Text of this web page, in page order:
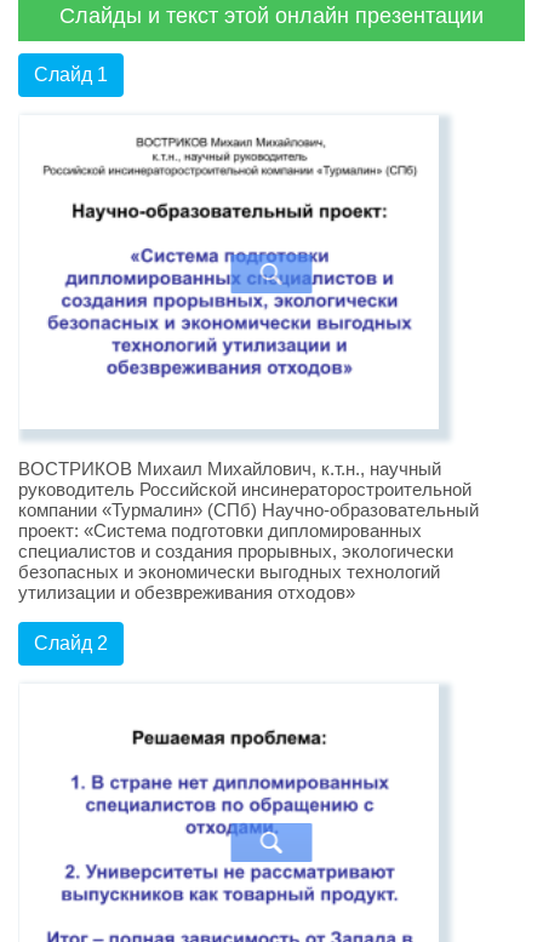
Слайды и текст этой онлайн презентации
Слайд 1
ВОСТРИКОВ Михаил Михайлович, к.т.н., научный
руководитель Российской инсинераторостроительной
компании «Турмалин» (СПб) Научно-образовательный
проект: «Система подготовки дипломированных
специалистов и создания прорывных, экологически
безопасных и экономически выгодных технологий
утилизации и обезвреживания отходов»
Слайд 2